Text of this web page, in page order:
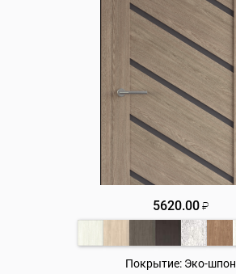
5620.00 ₽
Покрытие: Эко-шпон